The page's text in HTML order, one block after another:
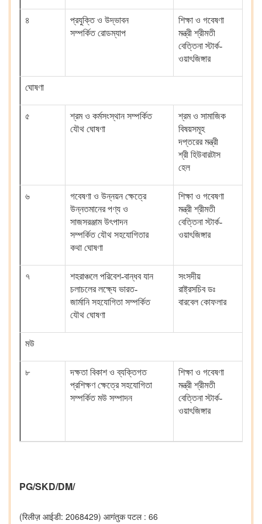
৪
প্রযুক্তি ও উদ্ভাবন
সম্পর্কিত রোডম্যাপ
শিক্ষা ও গবেষণা
মন্ত্রী শ্রীমতী
বেত্তিনা স্টার্ক-
ওয়াৎজিঙ্গার
ঘোষণা
৫
শ্রম ও কর্মসংস্থান সম্পর্কিত
যৌথ ঘোষণা
শ্রম ও সামাজিক
বিষয়সমূহ
দপ্তরের মন্ত্রী
শ্রী হিউবারটাস
হেল
৬
গবেষণা ও উন্নয়ন ক্ষেত্রে
উন্নতমানের পণ্য ও
সাজসরঞ্জাম উৎপাদন
সম্পর্কিত যৌথ সহযোগিতার
কথা ঘোষণা
শিক্ষা ও গবেষণা
মন্ত্রী শ্রীমতী
বেত্তিনা স্টার্ক-
ওয়াৎজিঙ্গার
৭ শহরাঞ্চলে পরিবেশ-বান্ধব যান
চলাচলের লক্ষ্যে ভারত-
জার্মানি সহযোগিতা সম্পর্কিত
যৌথ ঘোষণা
সংসদীয়
রাষ্ট্রসচিব ডঃ
বারবেল কোফলার
মউ
৮
দক্ষতা বিকাশ ও ব্যক্তিগত
প্রশিক্ষণ ক্ষেত্রে সহযোগিতা
সম্পর্কিত মউ সম্পাদন
শিক্ষা ও গবেষণা
মন্ত্রী শ্রীমতী
বেত্তিনা স্টার্ক-
ওয়াৎজিঙ্গার
PG/SKD/DM/
(रिलीज़ आईडी: 2068429) आगंतुक पटल : 66